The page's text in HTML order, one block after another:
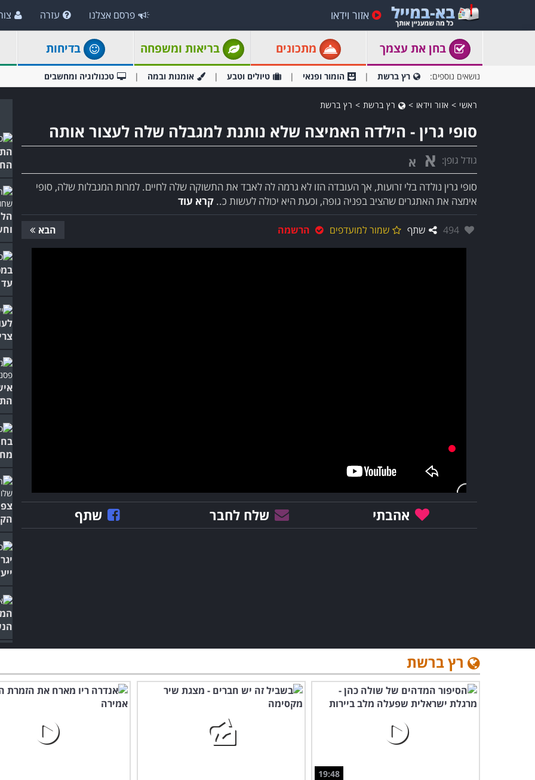
אזור וידאו פרסם אצלנו עזרה
בחן את עצמך מתכונים בריאות ומשפחה בדיחות
נושאים נוספים: רץ ברשת הומור ופנאי טיולים וטבע אומנות ובמה טכנולוגיה ומחשבים
ראשי > אזור וידאו > רץ ברשת > רץ ברשת
סופי גרין - הילדה האמיצה שלא נותנת למגבלה שלה לעצור אותה
גודל גופן: א א
סופי גרין נולדה בלי זרועות, אך העובדה הזו לא גרמה לה לאבד את התשוקה שלה לחיים. למרות המגבלות שלה, סופי
אימצה את האתגרים שהציב בפניה גופה, וכעת היא יכולה לעשות כ.. קרא עוד
אהבו:
494 שתף שמור למועדפים הרשמה הבא
אהבתי שלח לחבר שתף
רץ ברשת
19:48